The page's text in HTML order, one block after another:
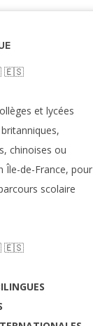
🇪🇸​
et lycées
chinoises ou
Île-de-France, pour
scolaire
🇪🇸​